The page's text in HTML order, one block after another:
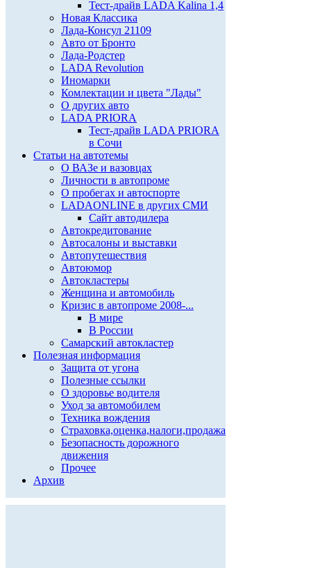
Тест-драйв LADA Kalina 1,4
Новая Классика
Лада-Консул 21109
Авто от Бронто
Лада-Родстер
LADA Revolution
Иномарки
Комлектации и цвета "Лады"
О других авто
LADA PRIORA
Тест-драйв LADA PRIORA
в Сочи
Статьи на автотемы
О ВАЗе и вазовцах
Личности в автопроме
О пробегах и автоспорте
LADAONLINE в других СМИ
Сайт автодилера
Автокредитование
Автосалоны и выставки
Автопутешествия
Автоюмор
Автокластеры
Женщина и автомобиль
Кризис в автопроме 2008-...
В мире
В России
Самарский автокластер
Полезная информация
Защита от угона
Полезные ссылки
О здоровье водителя
Уход за автомобилем
Техника вождения
Страховка,оценка,налоги,продажа
Безопасность дорожного
движения
Прочее
Архив